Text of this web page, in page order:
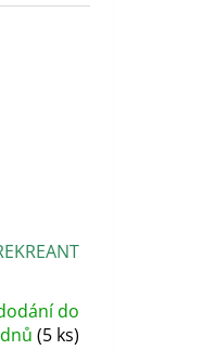
do
(5 ks)